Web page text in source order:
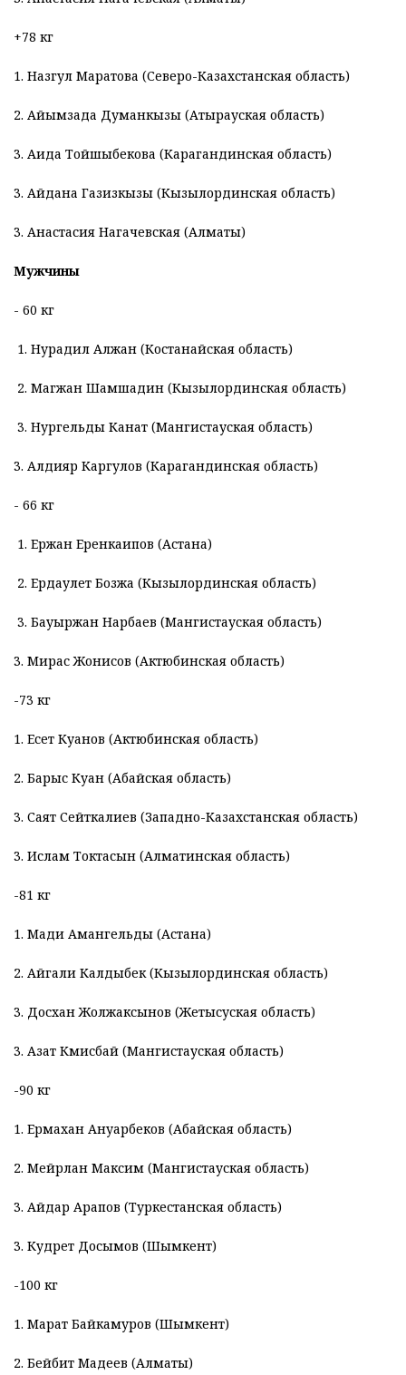
+78 кг
1. Назгул Маратова (Северо-Казахстанская область)
2. Айымзада Думанкызы (Атырауская область)
3. Аида Тойшыбекова (Карагандинская область)
3. Айдана Газизкызы (Кызылординская область)
3. Анастасия Нагачевская (Алматы)
Мужчины
- 60 кг
1. Нурадил Алжан (Костанайская область)
2. Магжан Шамшадин (Кызылординская область)
3. Нургельды Канат (Мангистауская область)
3. Алдияр Каргулов (Карагандинская область)
- 66 кг
1. Ержан Еренкаипов (Астана)
2. Ердаулет Бозжа (Кызылординская область)
3. Бауыржан Нарбаев (Мангистауская область)
3. Мирас Жонисов (Актюбинская область)
-73 кг
1. Есет Куанов (Актюбинская область)
2. Барыс Куан (Абайская область)
3. Саят Сейткалиев (Западно-Казахстанская область)
3. Ислам Токтасын (Алматинская область)
-81 кг
1. Мади Амангельды (Астана)
2. Айгали Калдыбек (Кызылординская область)
3. Досхан Жолжаксынов (Жетысуская область)
3. Азат Күмисбай (Мангистауская область)
-90 кг
1. Ермахан Ануарбеков (Абайская область)
2. Мейрлан Максим (Мангистауская область)
3. Айдар Арапов (Туркестанская область)
3. Кудрет Досымов (Шымкент)
-100 кг
1. Марат Байкамуров (Шымкент)
2. Бейбит Мадеев (Алматы)